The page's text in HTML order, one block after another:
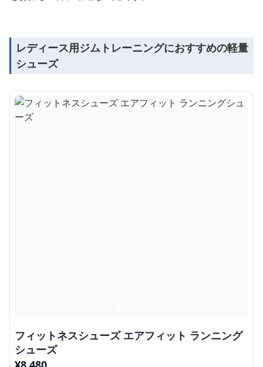
レディース用ジムトレーニングにおすすめの軽量
シューズ
フィットネスシューズ エアフィット ランニング
シューズ